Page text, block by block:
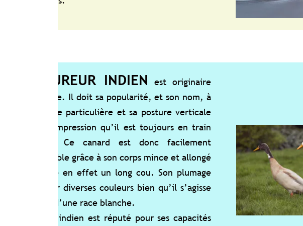
INDIENest originaire
Il doit sa popularité, et son nom, à
particulière et sa posture verticale
qu’il est toujours en train
canard est donc facilement
grâce à son corps mince et allongé
en effet un long cou. Son plumage
couleurs bien qu’il s’agisse
race blanche.
est réputé pour ses capacités